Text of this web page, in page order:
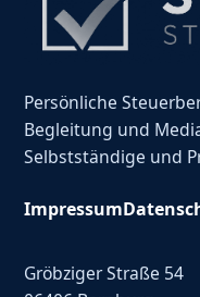
Persönliche
Begleitung und
Selbstständige und
Impressum
Gröbziger Straße 54